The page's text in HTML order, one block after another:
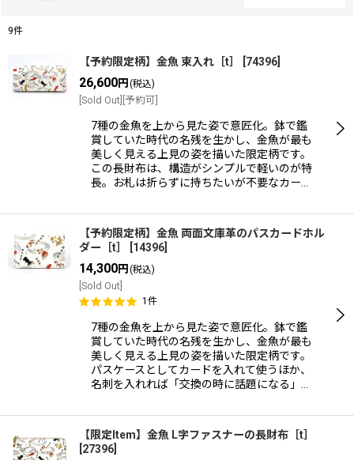
在庫あり
絞り込む
9件
【予約限定柄】金魚 束入れ［t］ 74396
26,600円 (税込)
[Sold Out][予約可]
7種の金魚を上から見た姿で意匠化。鉢で鑑
賞していた時代の名残を生かし、金魚が最も
美しく見える上見の姿を描いた限定柄です。
この長財布は、構造がシンプルで軽いのが特
長。お札は折らずに持ちたいが不要なカー…
【予約限定柄】金魚 両面文庫革のパスカードホル
ダー［t］
14396
14,300円 (税込)
[Sold Out]
1 件
7種の金魚を上から見た姿で意匠化。鉢で鑑
賞していた時代の名残を生かし、金魚が最も
美しく見える上見の姿を描いた限定柄です。
パスケースとしてカードを入れて使うほか、
名刺を入れれば「交換の時に話題になる」…
【限定Item】金魚 L字ファスナーの長財布［t］
27396